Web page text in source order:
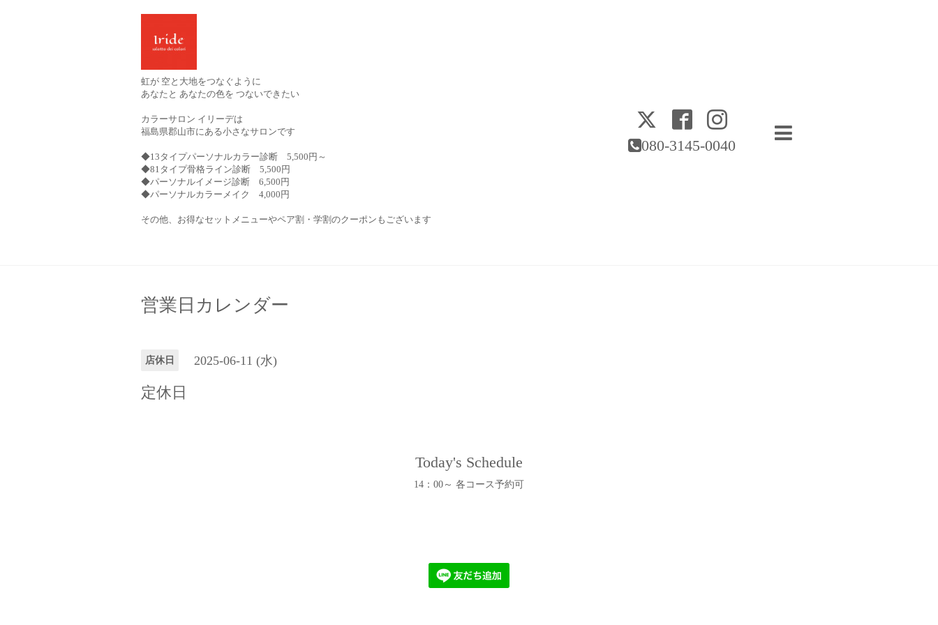
080-3145-0040
虹が 空と大地をつなぐように
あなたと あなたの色を つないできたい
カラーサロン イリーデは
福島県郡山市にある小さなサロンです
◆13タイプパーソナルカラー診断 5,500円～
◆81タイプ骨格ライン診断 5,500円
◆パーソナルイメージ診断 6,500円
◆パーソナルカラーメイク 4,000円
その他、お得なセットメニューやペア割・学割のクーポンもございます
営業日カレンダー
店休日 2025-06-11 (水)
定休日
Today's Schedule
14：00～ 各コース予約可